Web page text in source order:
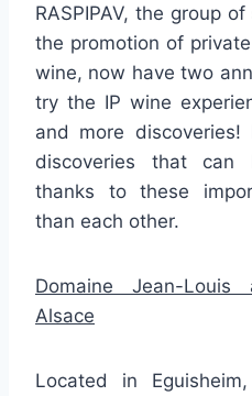
RASPIPAV, the group
the promotion of
wine, now have two
try the IP wine
and more
discoveries that
thanks to these
than each other.
Domaine Jean-Louis
Alsace
Located in